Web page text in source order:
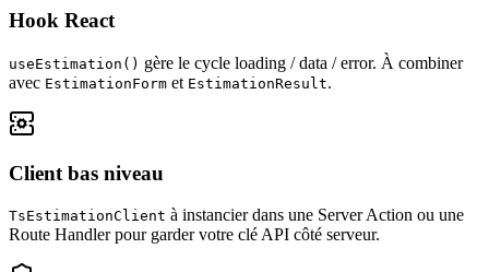
Hook React
useEstimation() gère le cycle loading / data / error. À combiner
avec EstimationForm et EstimationResult.
Client bas niveau
TsEstimationClient à instancier dans une Server Action ou une
Route Handler pour garder votre clé API côté serveur.